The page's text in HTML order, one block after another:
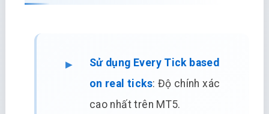
Sử dụng Every Tick based
on real ticks: Độ chính xác
cao nhất trên MT5.